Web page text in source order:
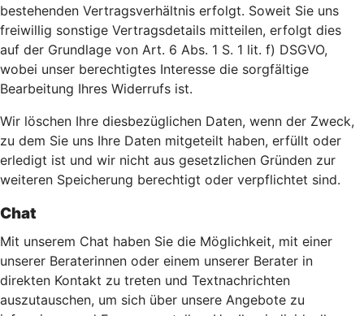
bestehenden Vertragsverhältnis erfolgt. Soweit Sie uns
freiwillig sonstige Vertragsdetails mitteilen, erfolgt dies
auf der Grundlage von Art. 6 Abs. 1 S. 1 lit. f) DSGVO,
wobei unser berechtigtes Interesse die sorgfältige
Bearbeitung Ihres Widerrufs ist.
Wir löschen Ihre diesbezüglichen Daten, wenn der Zweck,
zu dem Sie uns Ihre Daten mitgeteilt haben, erfüllt oder
erledigt ist und wir nicht aus gesetzlichen Gründen zur
weiteren Speicherung berechtigt oder verpflichtet sind.
Chat
Mit unserem Chat haben Sie die Möglichkeit, mit einer
unserer Beraterinnen oder einem unserer Berater in
direkten Kontakt zu treten und Textnachrichten
auszutauschen, um sich über unsere Angebote zu